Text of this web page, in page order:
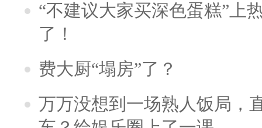
“不建议大家买深色蛋糕”上
了！
费大厨“塌房”了？
万万没想到一场熟人饭局，